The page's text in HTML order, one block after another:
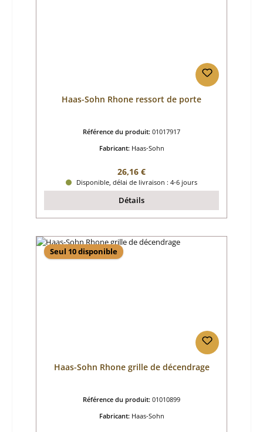
Haas-Sohn Rhone ressort de porte
Référence du produit: 01017917
Fabricant: Haas-Sohn
Prix régulier :
26,16 €
Disponible, délai de livraison : 4-6 jours
Détails
Seul 10 disponible
Haas-Sohn Rhone grille de décendrage
Référence du produit: 01010899
Fabricant: Haas-Sohn